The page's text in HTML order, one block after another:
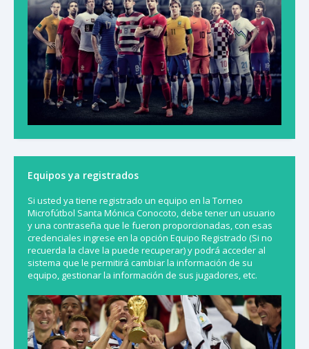
Equipos ya registrados
Si usted ya tiene registrado un equipo en la Torneo
Microfútbol Santa Mónica Conocoto, debe tener un usuario
y una contraseña que le fueron proporcionadas, con esas
credenciales ingrese en la opción Equipo Registrado (Si no
recuerda la clave la puede recuperar) y podrá acceder al
sistema que le permitirá cambiar la información de su
equipo, gestionar la información de sus jugadores, etc.